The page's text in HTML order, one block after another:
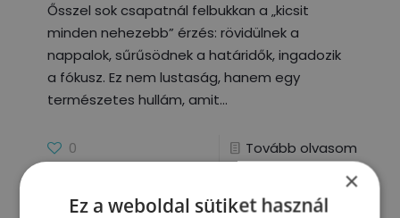
Ősszel sok csapatnál felbukkan a „kicsit
minden nehezebb” érzés: rövidülnek a
nappalok, sűrűsödnek a határidők, ingadozik
a fókusz. Ez nem lustaság, hanem egy
természetes hullám, amit
0 Tovább olvasom
×
Ez a weboldal sütiket használ